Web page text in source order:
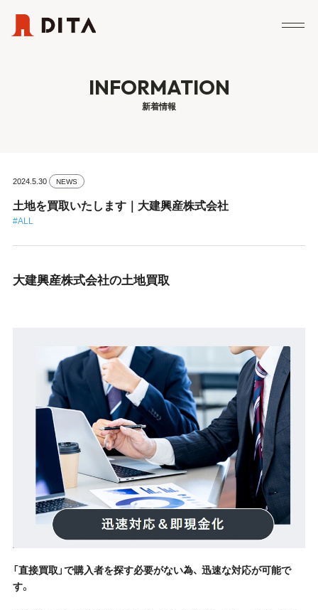
INFORMATION
新着情報
2024.5.30 NEWS
土地を買取いたします｜大建興産株式会社
#ALL
大建興産株式会社の土地買取
「直接買取」で購入者を探す必要がない為、 迅速な対応が可能で
す。